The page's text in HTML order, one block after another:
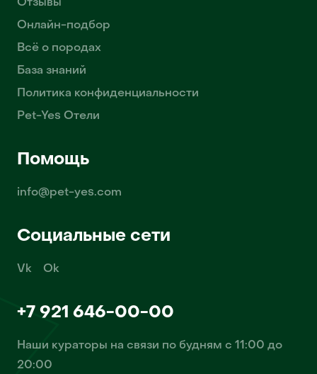
Отзывы
Онлайн-подбор
Всё о породах
База знаний
Политика конфиденциальности
Pet-Yes Отели
Помощь
info@pet-yes.com
Социальные сети
Vk Ok
+7 921 646-00-00
Наши кураторы на связи по будням с 11:00 до
20:00